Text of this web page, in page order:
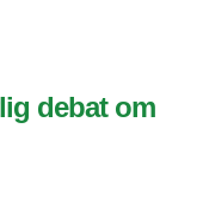
debat om